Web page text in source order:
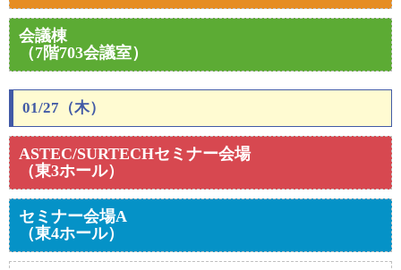
会議棟
（7階703会議室）
01/27（木）
ASTEC/SURTECHセミナー会場
（東3ホール）
セミナー会場A
（東4ホール）